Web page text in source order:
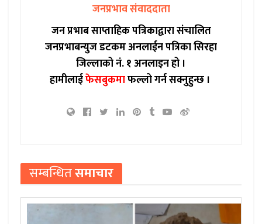
जनप्रभाव संवाददाता
जन प्रभाब साप्ताहिक पत्रिकाद्वारा संचालित
जनप्रभाबन्युज डटकम अनलाईन पत्रिका सिरहा
जिल्लाको नं. १ अनलाइन हो ।
हामीलाईफेसबुकमाफल्लो गर्न सक्नुहुन्छ ।
सम्बन्धितसमाचार